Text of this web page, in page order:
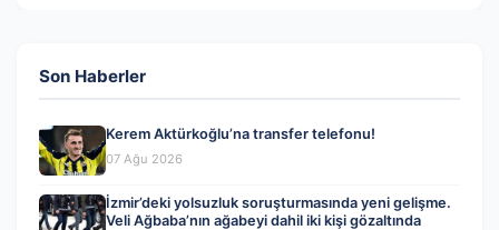
Son Haberler
Kerem Aktürkoğlu’na transfer telefonu!
07 Ağu 2026
İzmir’deki yolsuzluk soruşturmasında yeni gelişme.
Veli Ağbaba’nın ağabeyi dahil iki kişi gözaltında